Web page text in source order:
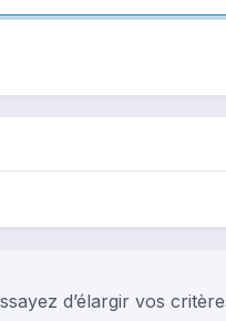
d’élargir vos